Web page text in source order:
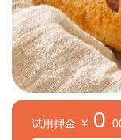
试用押金 ￥ 0